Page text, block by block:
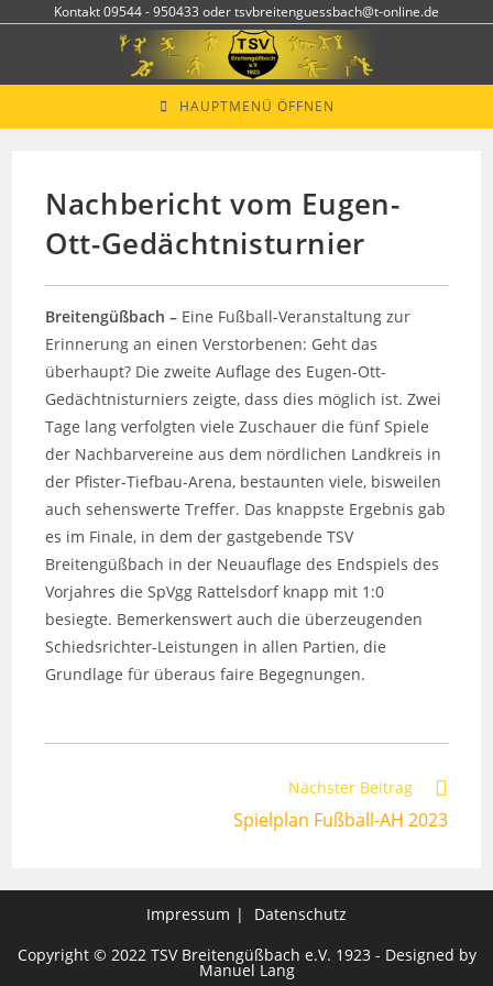
Kontakt 09544 - 950433 oder tsvbreitenguessbach@t-online.de
HAUPTMENÜ ÖFFNEN
Nachbericht vom Eugen-
Ott-Gedächtnisturnier
Breitengüßbach – Eine Fußball-Veranstaltung zur
Erinnerung an einen Verstorbenen: Geht das
überhaupt? Die zweite Auflage des Eugen-Ott-
Gedächtnisturniers zeigte, dass dies möglich ist. Zwei
Tage lang verfolgten viele Zuschauer die fünf Spiele
der Nachbarvereine aus dem nördlichen Landkreis in
der Pfister-Tiefbau-Arena, bestaunten viele, bisweilen
auch sehenswerte Treffer. Das knappste Ergebnis gab
es im Finale, in dem der gastgebende TSV
Breitengüßbach in der Neuauflage des Endspiels des
Vorjahres die SpVgg Rattelsdorf knapp mit 1:0
besiegte. Bemerkenswert auch die überzeugenden
Schiedsrichter-Leistungen in allen Partien, die
Grundlage für überaus faire Begegnungen.
Nächster Beitrag
Spielplan Fußball-AH 2023
Impressum
Datenschutz
Copyright © 2022 TSV Breitengüßbach e.V. 1923 - Designed by
Manuel Lang